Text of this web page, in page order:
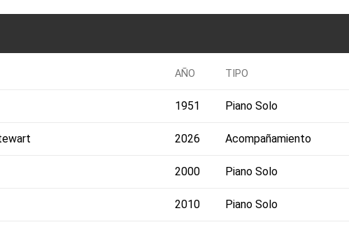
AÑO TIPO
1951 Piano Solo
2026 Acompañamiento
2000 Piano Solo
2010 Piano Solo